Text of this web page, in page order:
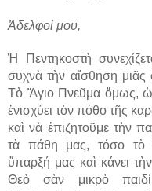
Ἀδελφοί μου,
Ἡ Πεντηκοστὴ
συχνὰ τὴν αἴσθηση μιᾶς
Τὸ Ἅγιο Πνεῦμα ὅμως,
ἐνισχύει τὸν πόθο τῆς
καὶ νὰ ἐπιζητοῦμε τὴν
τὰ πάθη μας, τόσο τὸ
ὕπαρξή μας καὶ κάνει
Θεὸ σὰν μικρὸ